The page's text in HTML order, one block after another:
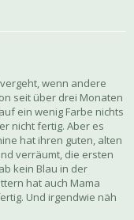
wenn andere
seit über drei Monaten
ein wenig Farbe nichts
nicht fertig. Aber es
hat ihren guten, alten
verräumt, die ersten
kein Blau in der
hat auch Mama
Und irgendwie näh